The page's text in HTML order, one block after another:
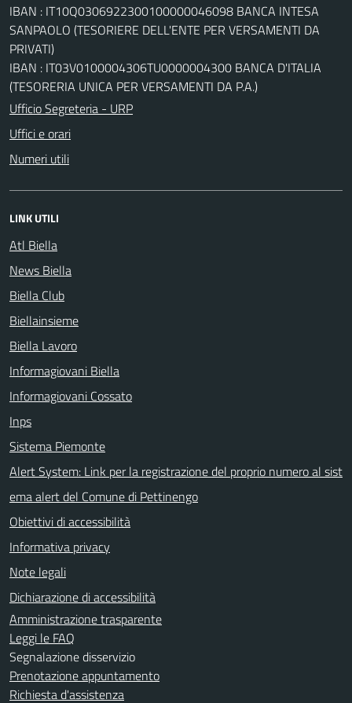
IBAN : IT10Q0306922300100000046098 BANCA INTESA
SANPAOLO (TESORIERE DELL'ENTE PER VERSAMENTI DA
PRIVATI)
IBAN : IT03V0100004306TU0000004300 BANCA D'ITALIA
(TESORERIA UNICA PER VERSAMENTI DA P.A.)
Ufficio Segreteria - URP
Uffici e orari
Numeri utili
LINK UTILI
Atl Biella
News Biella
Biella Club
Biellainsieme
Biella Lavoro
Informagiovani Biella
Informagiovani Cossato
Inps
Sistema Piemonte
Alert System: Link per la registrazione del proprio numero al sist
ema alert del Comune di Pettinengo
Obiettivi di accessibilità
Informativa privacy
Note legali
Dichiarazione di accessibilità
Amministrazione trasparente
Leggi le FAQ
Segnalazione disservizio
Prenotazione appuntamento
Richiesta d'assistenza